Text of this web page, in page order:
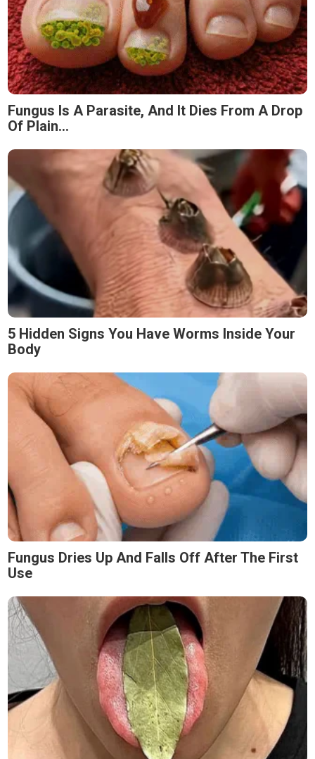
Fungus Is A Parasite, And It Dies From A Drop
Of Plain...
5 Hidden Signs You Have Worms Inside Your
Body
Fungus Dries Up And Falls Off After The First
Use